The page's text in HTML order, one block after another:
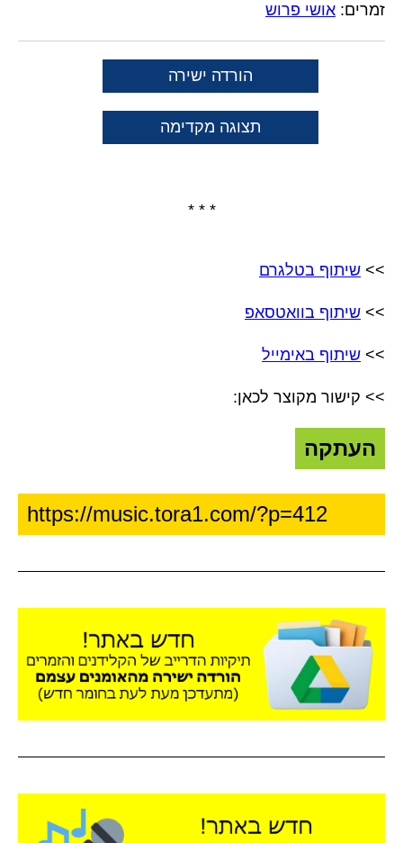
זמרים: אושי פרוש
הורדה ישירה
תצוגה מקדימה
* * *
>> שיתוף בטלגרם
>> שיתוף בוואטסאפ
>> שיתוף באימייל
>> קישור מקוצר לכאן:
העתקה